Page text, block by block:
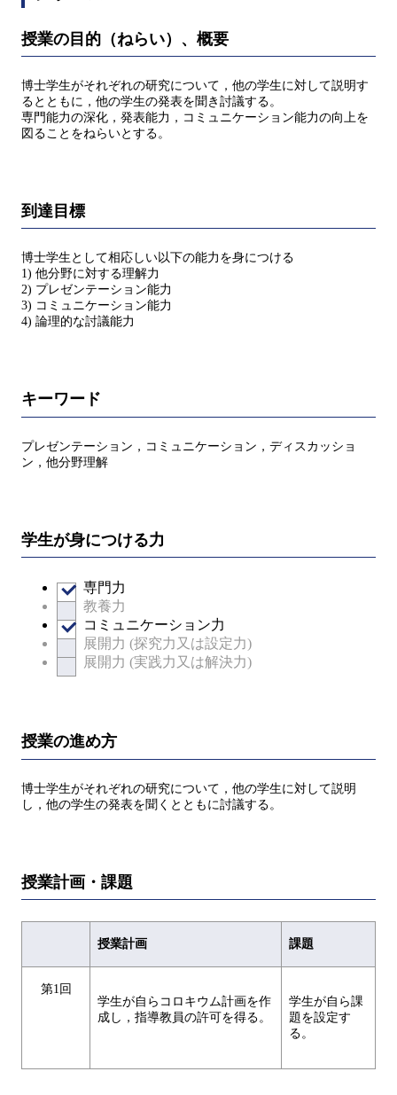
授業の目的（ねらい）、概要
博士学生がそれぞれの研究について，他の学生に対して説明す
るとともに，他の学生の発表を聞き討議する。
専門能力の深化，発表能力，コミュニケーション能力の向上を
図ることをねらいとする。
到達目標
博士学生として相応しい以下の能力を身につける
1) 他分野に対する理解力
2) プレゼンテーション能力
3) コミュニケーション能力
4) 論理的な討議能力
キーワード
プレゼンテーション，コミュニケーション，ディスカッショ
ン，他分野理解
学生が身につける力
専門力
教養力
コミュニケーション力
展開力 (探究力又は設定力)
展開力 (実践力又は解決力)
授業の進め方
博士学生がそれぞれの研究について，他の学生に対して説明
し，他の学生の発表を聞くとともに討議する。
授業計画・課題
授業計画 課題
第1回
学生が自らコロキウム計画を作
成し，指導教員の許可を得る。
学生が自ら課
題を設定す
る。